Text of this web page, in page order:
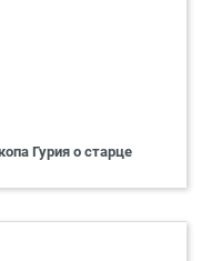
Гурия о старце